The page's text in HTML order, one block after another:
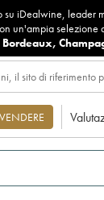
su iDealwine, leader
un'ampia selezione
Bordeaux,
VENDERE